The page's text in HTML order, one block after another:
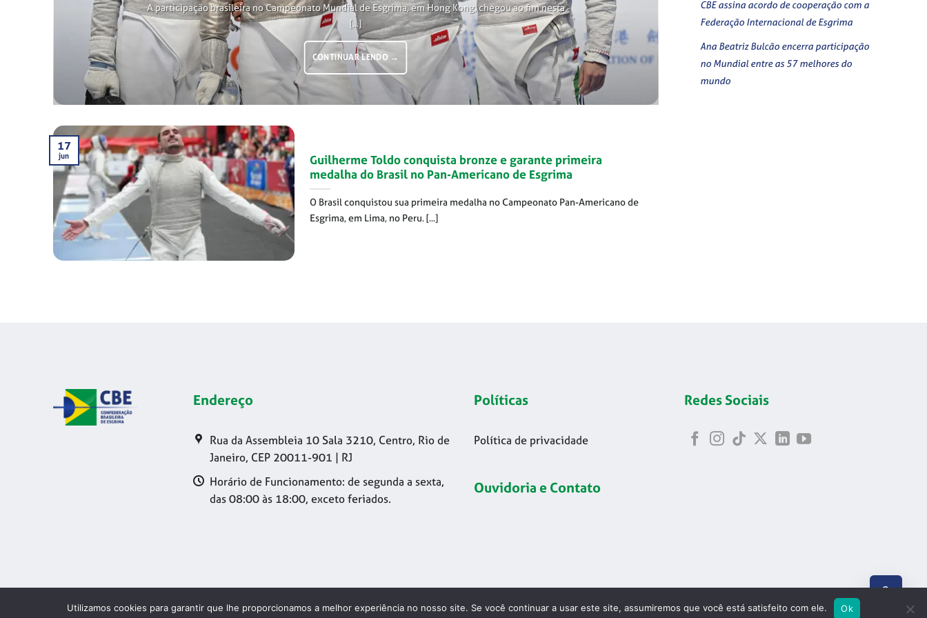
A participação brasileira no Campeonato Mundial de Esgrima, em Hong Kong, chegou ao fim nesta
[...]
CONTINUAR LENDO →
Guilherme Toldo conquista bronze e garante primeira
medalha do Brasil no Pan-Americano de Esgrima
O Brasil conquistou sua primeira medalha no Campeonato Pan-Americano de
Esgrima, em Lima, no Peru. [...]
17
jun
CBE assina acordo de cooperação com a
Federação Internacional de Esgrima
Ana Beatriz Bulcão encerra participação
no Mundial entre as 57 melhores do
mundo
Endereço
Rua da Assembleia 10 Sala 3210, Centro, Rio de
Janeiro, CEP 20011-901 | RJ
Horário de Funcionamento: de segunda a sexta,
das 08:00 às 18:00, exceto feriados.
Políticas
Política de privacidade
Ouvidoria e Contato
Redes Sociais
Copyright 2026 © Codelapa | 2024 Confederação Brasileira de Esgrima - CNPJ 42.178.699/0001-24
Utilizamos cookies para garantir que lhe proporcionamos a melhor experiência no nosso site. Se você continuar a usar este site, assumiremos que você está satisfeito com ele. Ok